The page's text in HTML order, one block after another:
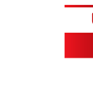
GRAJFKA